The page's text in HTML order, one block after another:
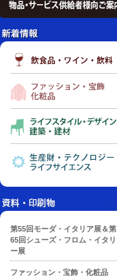
第55回モーダ・イタリア展＆第
65回シューズ・フロム・イタリ
ー展
ファッション・宝飾・化粧品